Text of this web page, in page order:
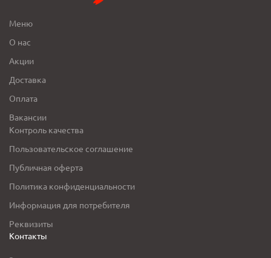
Меню
О нас
Акции
Доставка
Оплата
Вакансии
Контроль качества
Пользовательское соглашение
Публичная оферта
Политика конфиденциальности
Информация для потребителя
Реквизиты
Контакты